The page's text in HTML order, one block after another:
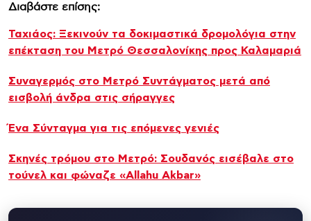
Διαβάστε επίσης:
Ταχιάος: Ξεκινούν τα δοκιμαστικά δρομολόγια στην
επέκταση του Μετρό Θεσσαλονίκης προς Καλαμαριά
Συναγερμός στο Μετρό Συντάγματος μετά από
εισβολή άνδρα στις σήραγγες
Ένα Σύνταγμα για τις επόμενες γενιές
Σκηνές τρόμου στο Μετρό: Σουδανός εισέβαλε στο
τούνελ και φώναζε «Allahu Akbar»